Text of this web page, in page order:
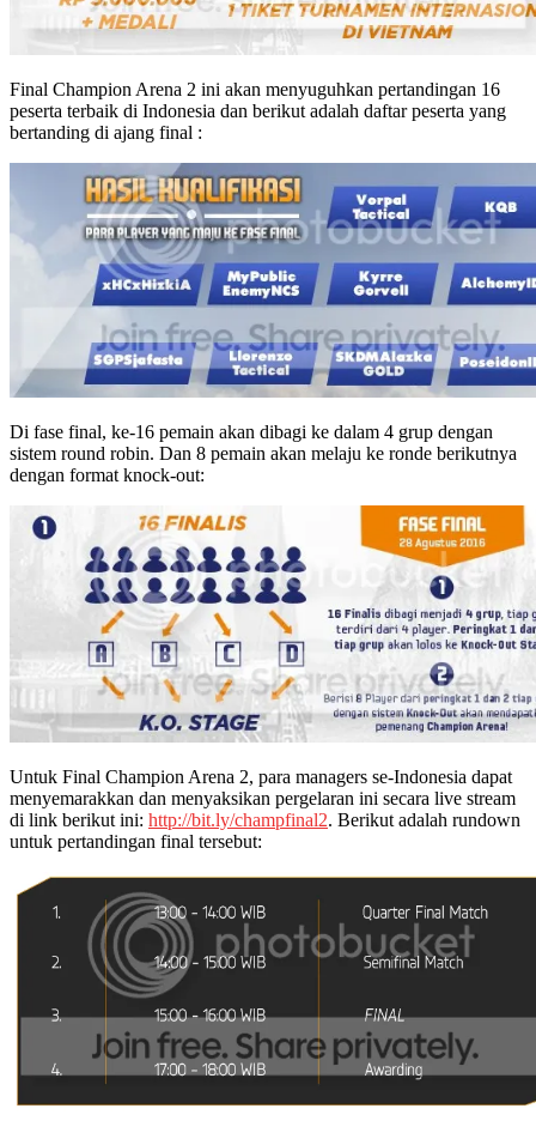
Final Champion Arena 2 ini akan menyuguhkan pertandingan 16
peserta terbaik di Indonesia dan berikut adalah daftar peserta yang
bertanding di ajang final :
Di fase final, ke-16 pemain akan dibagi ke dalam 4 grup dengan
sistem round robin. Dan 8 pemain akan melaju ke ronde berikutnya
dengan format knock-out:
Untuk Final Champion Arena 2, para managers se-Indonesia dapat
menyemarakkan dan menyaksikan pergelaran ini secara live stream
di link berikut ini: http://bit.ly/champfinal2. Berikut adalah rundown
untuk pertandingan final tersebut: